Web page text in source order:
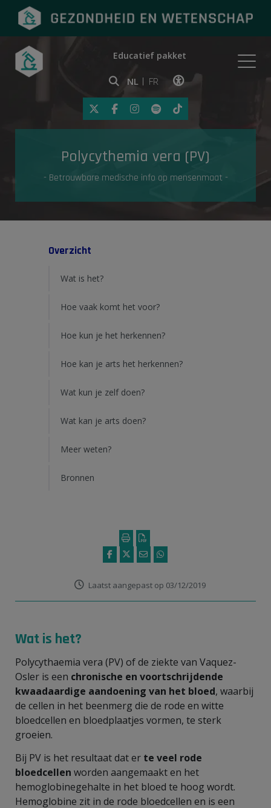
Onderwerpen
Gezondheid in de media
Educatief pakket
NL FR
Klik op deze link om
Polycythemia vera (PV)
- Betrouwbare medische info op mensenmaat -
Overzicht
Wat is het?
Hoe vaak komt het voor?
Hoe kun je het herkennen?
Hoe kan je arts het herkennen?
Wat kun je zelf doen?
Wat kan je arts doen?
Meer weten?
Bronnen
Laatst aangepast op 03/12/2019
Wat is het?
Polycythaemia vera (PV) of de ziekte van Vaquez-
Osler is een chronische en voortschrijdende
kwaadaardige aandoening van het bloed, waarbij
de cellen in het beenmerg die de rode en witte
bloedcellen en bloedplaatjes vormen, te sterk
groeien.
Bij PV is het resultaat dat er te veel rode
bloedcellen worden aangemaakt en het
hemoglobinegehalte in het bloed te hoog wordt.
Hemoglobine zit in de rode bloedcellen en is een